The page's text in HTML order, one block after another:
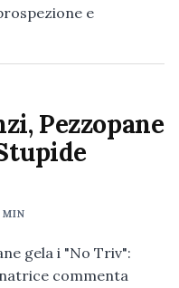
e
Pezzopane
MIN
gela i "No Triv":
commenta